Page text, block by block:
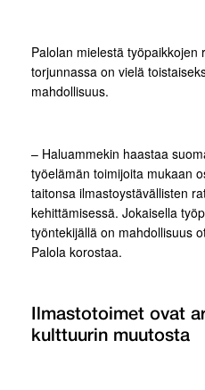
Palolan mielestä työpaikkojen
torjunnassa on vielä
mahdollisuus.
– Haluammekin haastaa
työelämän toimijoita mukaan
taitonsa ilmastoystävällisten
kehittämisessä. Jokaisella
työntekijällä on mahdollisuus
Palola korostaa.
Ilmastotoimet ovat
kulttuurin muutosta